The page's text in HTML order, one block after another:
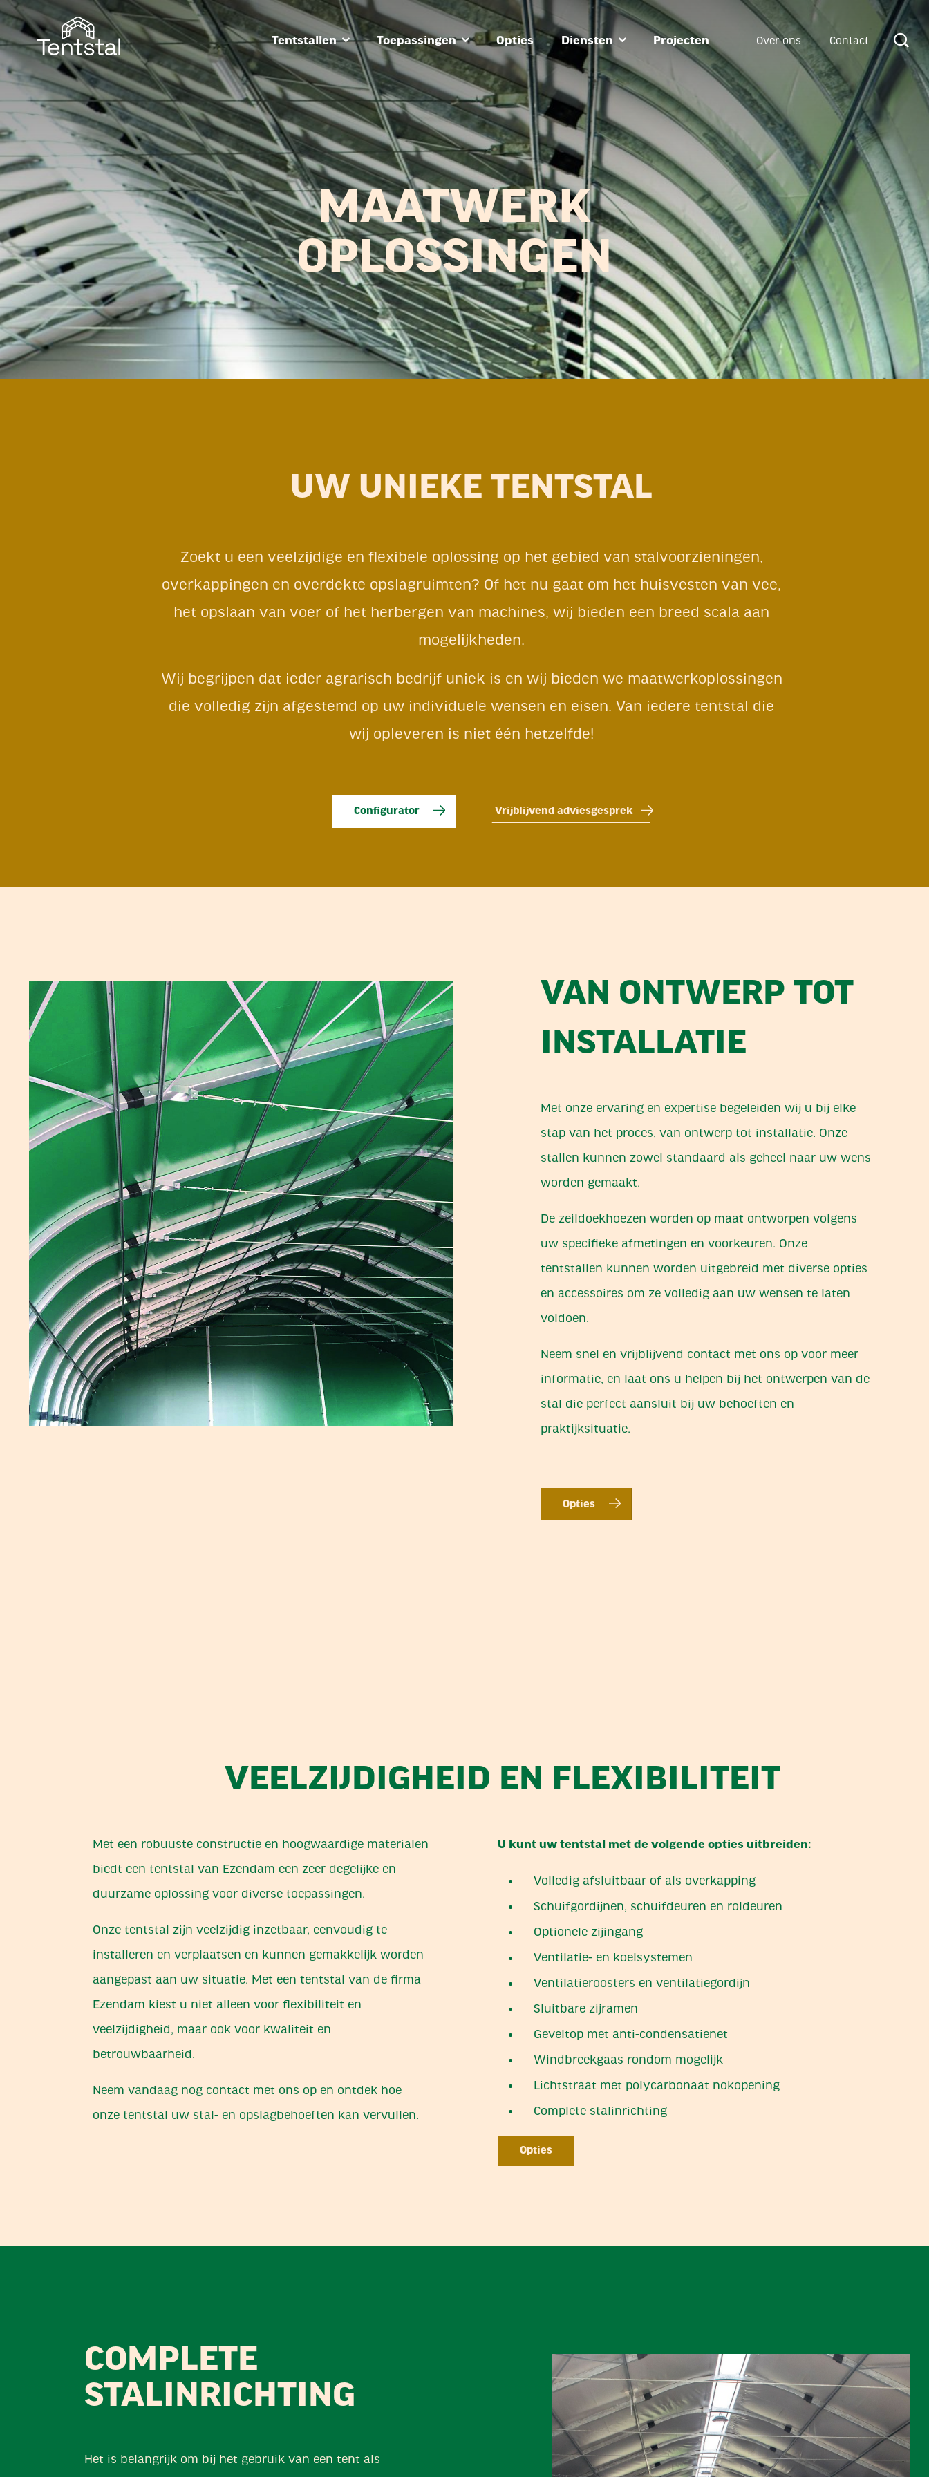
Over ons Contact
Tentstallen Toepassingen Opties Diensten Projecten
MAATWERK
OPLOSSINGEN
UW UNIEKE TENTSTAL
Zoekt u een veelzijdige en flexibele oplossing op het gebied van stalvoorzieningen,
overkappingen en overdekte opslagruimten? Of het nu gaat om het huisvesten van vee,
het opslaan van voer of het herbergen van machines, wij bieden een breed scala aan
mogelijkheden.
Wij begrijpen dat ieder agrarisch bedrijf uniek is en wij bieden we maatwerkoplossingen
die volledig zijn afgestemd op uw individuele wensen en eisen. Van iedere tentstal die
wij opleveren is niet één hetzelfde!
Configurator Vrijblijvend adviesgesprek
VAN ONTWERP TOT
INSTALLATIE
Met onze ervaring en expertise begeleiden wij u bij elke
stap van het proces, van ontwerp tot installatie. Onze
stallen kunnen zowel standaard als geheel naar uw wens
worden gemaakt.
De zeildoekhoezen worden op maat ontworpen volgens
uw specifieke afmetingen en voorkeuren. Onze
tentstallen kunnen worden uitgebreid met diverse opties
en accessoires om ze volledig aan uw wensen te laten
voldoen.
Neem snel en vrijblijvend contact met ons op voor meer
informatie, en laat ons u helpen bij het ontwerpen van de
stal die perfect aansluit bij uw behoeften en
praktijksituatie.
Opties
VEELZIJDIGHEID EN FLEXIBILITEIT
Met een robuuste constructie en hoogwaardige materialen
biedt een tentstal van Ezendam een zeer degelijke en
duurzame oplossing voor diverse toepassingen.
Onze tentstal zijn veelzijdig inzetbaar, eenvoudig te
installeren en verplaatsen en kunnen gemakkelijk worden
aangepast aan uw situatie. Met een tentstal van de firma
Ezendam kiest u niet alleen voor flexibiliteit en
veelzijdigheid, maar ook voor kwaliteit en
betrouwbaarheid.
Neem vandaag nog contact met ons op en ontdek hoe
onze tentstal uw stal- en opslagbehoeften kan vervullen.
U kunt uw tentstal met de volgende opties uitbreiden:
Volledig afsluitbaar of als overkapping
Schuifgordijnen, schuifdeuren en roldeuren
Optionele zijingang
Ventilatie- en koelsystemen
Ventilatieroosters en ventilatiegordijn
Sluitbare zijramen
Geveltop met anti-condensatienet
Windbreekgaas rondom mogelijk
Lichtstraat met polycarbonaat nokopening
Complete stalinrichting
Opties
COMPLETE
STALINRICHTING
Het is belangrijk om bij het gebruik van een tent als